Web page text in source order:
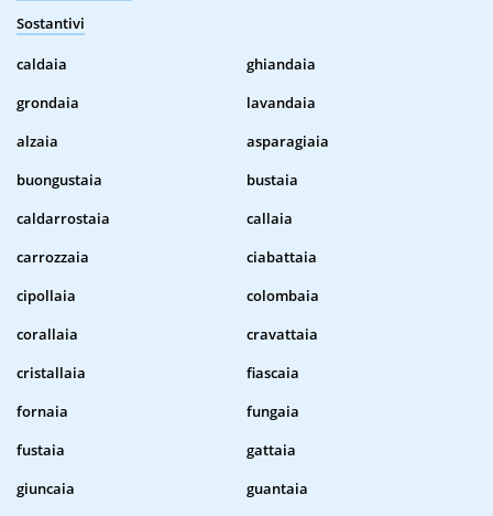
Sostantivi
caldaia
ghiandaia
grondaia
lavandaia
alzaia
asparagiaia
buongustaia
bustaia
caldarrostaia
callaia
carrozzaia
ciabattaia
cipollaia
colombaia
corallaia
cravattaia
cristallaia
fiascaia
fornaia
fungaia
fustaia
gattaia
giuncaia
guantaia